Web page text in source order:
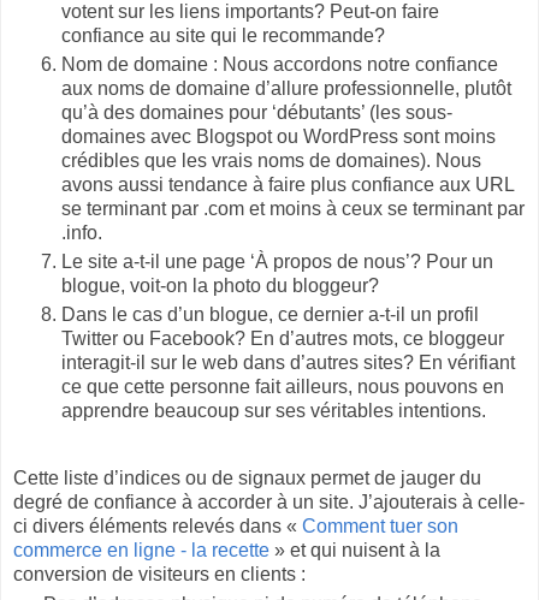
votent sur les liens importants? Peut-on faire
confiance au site qui le recommande?
Nom de domaine : Nous accordons notre confiance
aux noms de domaine d’allure professionnelle, plutôt
qu’à des domaines pour ‘débutants’ (les sous-
domaines avec Blogspot ou WordPress sont moins
crédibles que les vrais noms de domaines). Nous
avons aussi tendance à faire plus confiance aux URL
se terminant par .com et moins à ceux se terminant par
.info.
Le site a-t-il une page ‘À propos de nous’? Pour un
blogue, voit-on la photo du bloggeur?
Dans le cas d’un blogue, ce dernier a-t-il un profil
Twitter ou Facebook? En d’autres mots, ce bloggeur
interagit-il sur le web dans d’autres sites? En vérifiant
ce que cette personne fait ailleurs, nous pouvons en
apprendre beaucoup sur ses véritables intentions.
Cette liste d’indices ou de signaux permet de jauger du
degré de confiance à accorder à un site. J’ajouterais à celle-
ci divers éléments relevés dans « Comment tuer son
commerce en ligne - la recette » et qui nuisent à la
conversion de visiteurs en clients :